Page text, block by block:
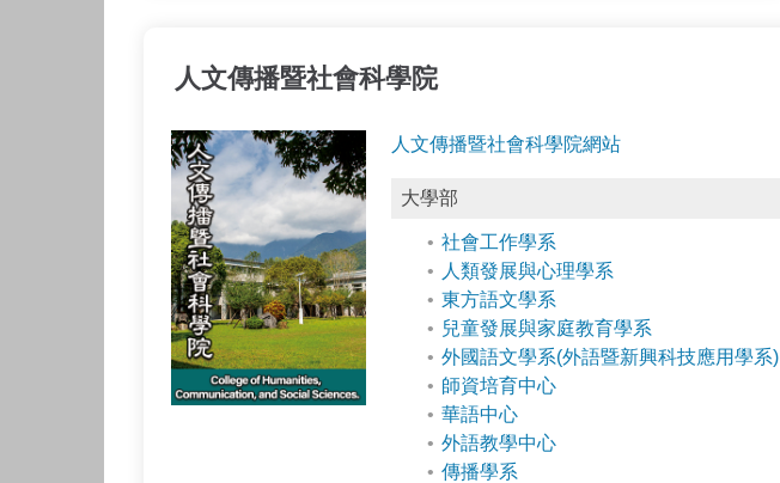
人文傳播暨社會科學院
人文傳播暨社會科學院網站
大學部
社會工作學系
人類發展與心理學系
東方語文學系
兒童發展與家庭教育學系
外國語文學系(外語暨新興科技應用學系)
師資培育中心
華語中心
外語教學中心
傳播學系